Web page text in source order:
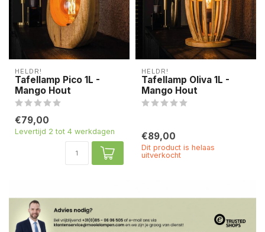
HELDR!
Tafellamp Pico 1L -
Mango Hout
€79,00
Levertijd 2 tot 4 werkdagen
HELDR!
Tafellamp Oliva 1L -
Mango Hout
€89,00
Dit product is helaas
uitverkocht